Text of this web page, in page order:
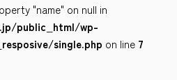
78-8169
※土・日・祝祭日・年末年始は除く
"name" on null in
public_html/wp-
single.php on line 7